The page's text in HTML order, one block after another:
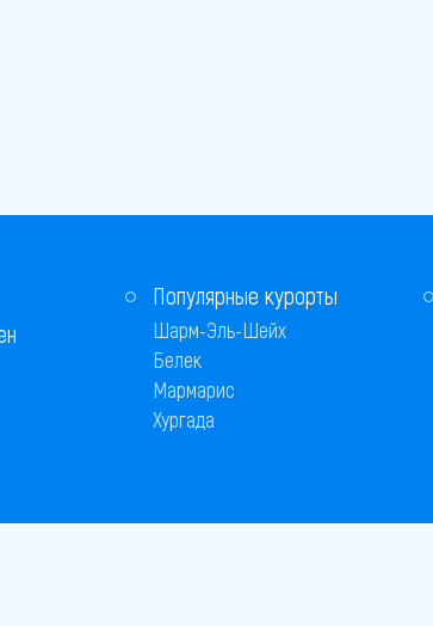
Популярные курорты
Шарм-Эль-Шейх
Белек
Мармарис
Хургада